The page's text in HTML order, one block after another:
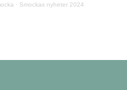
· Smockas nyheter 2024